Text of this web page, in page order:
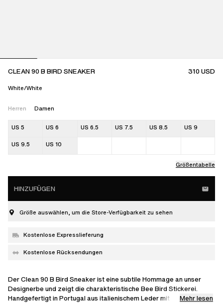
CLEAN 90 B BIRD SNEAKER 310USD
White/White
Herren Damen
US 5 US 6 US 6.5 US 7.5 US 8.5 US 9
US 9.5 US 10
Größentabelle
HINZUFÜGEN
Größe auswählen, um die Store-Verfügbarkeit zu sehen
Kostenlose Expresslieferung
Kostenlose Rücksendungen
Der Clean 90 B Bird Sneaker ist eine subtile Hommage an unser
Designerbe und zeigt die charakteristische Bee Bird Stickerei.
Handgefertigt in Portugal aus italienischem Leder mit
Mehr lesen